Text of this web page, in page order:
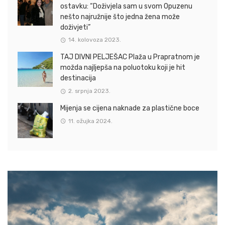
ostavku: “Doživjela sam u svom Opuzenu
nešto najružnije što jedna žena može
doživjeti”
14. kolovoza 2023.
TAJ DIVNI PELJEŠAC Plaža u Prapratnom je
možda najljepša na poluotoku koji je hit
destinacija
2. srpnja 2023.
Mijenja se cijena naknade za plastične boce
11. ožujka 2024.